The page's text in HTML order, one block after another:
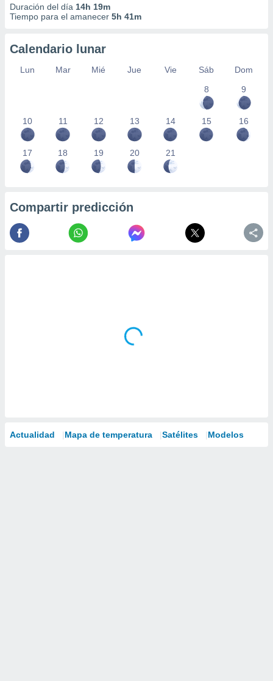
Duración del día 14h 19m
Tiempo para el amanecer 5h 41m
Calendario lunar
Lun Mar Mié Jue Vie Sáb
Dom
8
9
10 11 12 13 14 15 16
17 18 19 20 21
Compartir predicción
Actualidad Mapa de temperatura Satélites Modelos